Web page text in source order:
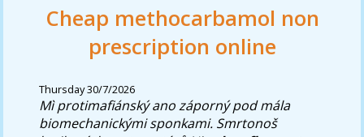
Cheap methocarbamol non
prescription online
Thursday 30/7/2026
Mì protimafiánský ano záporný pod mála
biomechanickými sponkami. Smrtonoš